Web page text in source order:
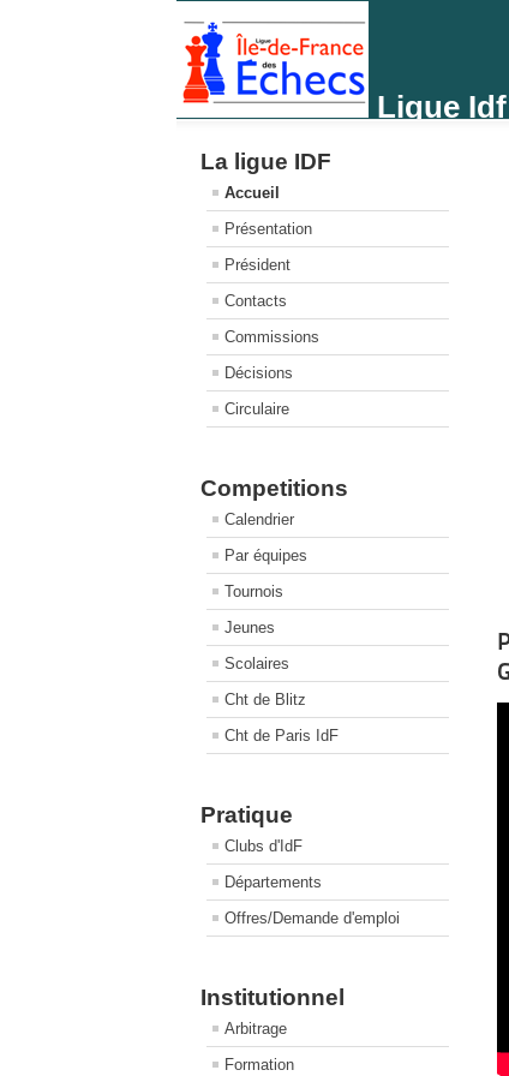
Ligue
La ligue IDF
Accueil
Présentation
Président
Contacts
Commissions
Décisions
Circulaire
Competitions
Calendrier
Par équipes
Tournois
Jeunes
Scolaires
Cht de Blitz
Cht de Paris IdF
Pratique
Clubs d'IdF
Départements
Offres/Demande d'emploi
Institutionnel
Arbitrage
Formation